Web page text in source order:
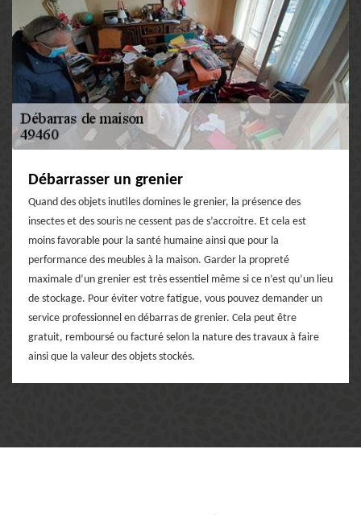
Débarrasser un grenier
Quand des objets inutiles domines le grenier, la présence des
insectes et des souris ne cessent pas de s’accroitre. Et cela est
moins favorable pour la santé humaine ainsi que pour la
performance des meubles à la maison. Garder la propreté
maximale d’un grenier est très essentiel même si ce n’est qu’un lieu
de stockage. Pour éviter votre fatigue, vous pouvez demander un
service professionnel en débarras de grenier. Cela peut être
gratuit, remboursé ou facturé selon la nature des travaux à faire
ainsi que la valeur des objets stockés.